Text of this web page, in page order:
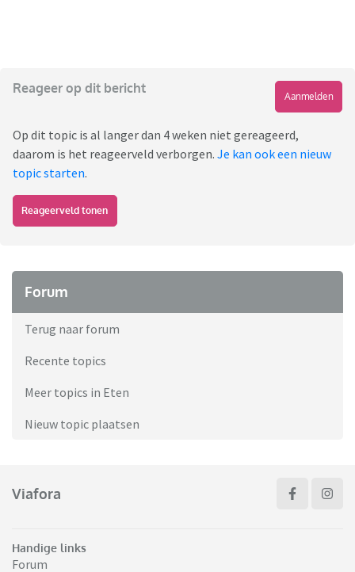
Reageer op dit bericht
Aanmelden
Op dit topic is al langer dan 4 weken niet gereageerd,
daarom is het reageerveld verborgen. Je kan ook een nieuw
topic starten.
Reageerveld tonen
Forum
Terug naar forum
Recente topics
Meer topics in Eten
Nieuw topic plaatsen
Viafora
Handige links
Forum